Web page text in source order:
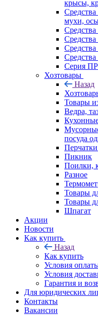
крысы,
мухи,
Средства
Серия
Хозтовары
Назад
Товары
Ведра,
посуда
Пикник
Поилки,
Разное
Товары
Товары
Шпагат
Акции
Новости
Как купить
Назад
Как купить
Условия
Условия
Гарантия и
Для юридических
Контакты
Вакансии